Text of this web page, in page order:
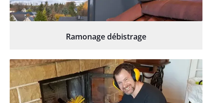
Ramonage débistrage